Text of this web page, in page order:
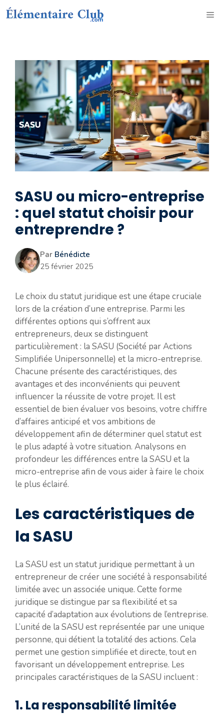
Aller
au
SASU ou micro-entreprise
: quel statut choisir pour
entreprendre ?
Par Bénédicte
25 février 2025
Le choix du statut juridique est une étape cruciale
lors de la création d’une entreprise. Parmi les
différentes options qui s’offrent aux
entrepreneurs, deux se distinguent
particulièrement : la SASU (Société par Actions
Simplifiée Unipersonnelle) et la micro-entreprise.
Chacune présente des caractéristiques, des
avantages et des inconvénients qui peuvent
influencer la réussite de votre projet. Il est
essentiel de bien évaluer vos besoins, votre chiffre
d’affaires anticipé et vos ambitions de
développement afin de déterminer quel statut est
le plus adapté à votre situation. Analysons en
profondeur les différences entre la SASU et la
micro-entreprise afin de vous aider à faire le choix
le plus éclairé.
Les caractéristiques de
la SASU
La SASU est un statut juridique permettant à un
entrepreneur de créer une société à responsabilité
limitée avec un associée unique. Cette forme
juridique se distingue par sa flexibilité et sa
capacité d’adaptation aux évolutions de l’entreprise.
L’unité de la SASU est représentée par une unique
personne, qui détient la totalité des actions. Cela
permet une gestion simplifiée et directe, tout en
favorisant un développement entreprise. Les
principales caractéristiques de la SASU incluent :
1. La responsabilité limitée